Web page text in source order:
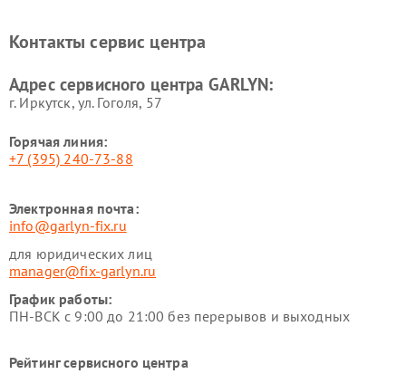
стеклоочистителей GARLYN
GARLYN
GARLYN
Контакты сервис центра
Адрес сервисного центра GARLYN:
г. Иркутск, ул. ​Гоголя, 57
Горячая линия:
+7 (395) 240-73-88
Электронная почта:
info@garlyn-fix.ru
для юридических лиц
manager@fix-garlyn.ru
График работы:
ПН-ВСК с 9:00 до 21:00 без перерывов и выходных
Рейтинг сервисного центра